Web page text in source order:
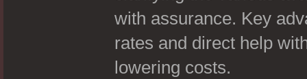
with assurance. Key
rates and direct help
lowering costs.